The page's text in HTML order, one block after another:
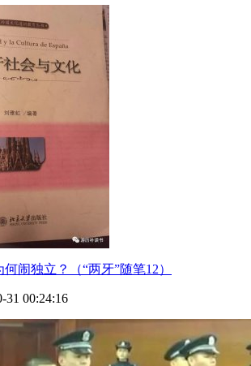
闹独立？（“两牙”随笔12）
31 00:24:16